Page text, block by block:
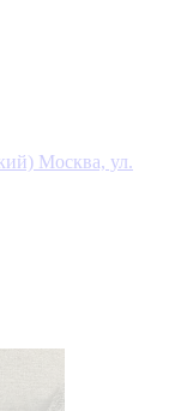
Москва, ул.